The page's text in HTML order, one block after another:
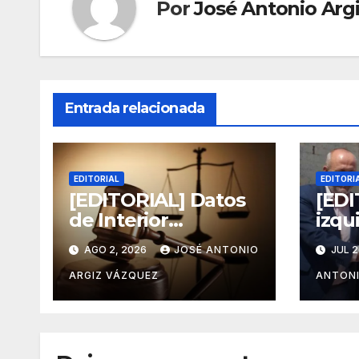
PorJosé Antonio
Entrada relacionada
EDITORIAL
[EDITORIAL] Datos
de Interior
dinamitan el dogma
feminazi y la
persecución al
hombre
AGO 2, 2026 JOSÉ ANTONIO
ARGIZ VÁZQUEZ
elJUL